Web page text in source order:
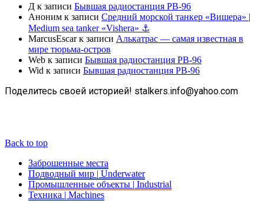
Д к записи Бывшая радиостанция РВ-96
Аноним к записи Средний морской танкер «Вишера» |
Medium sea tanker «Vishera» ⚓
MarcusEscarк записи Алькатрас — самая известная в
мире тюрьма-остров
Web к записи Бывшая радиостанция РВ-96
Wid к записи Бывшая радиостанция РВ-96
Поделитесь своей историей! stalkers.info@yahoo.com
Back to top
Заброшенные места
Подводный мир | Underwater
Промышленные объекты | Industrial
Техника | Machines